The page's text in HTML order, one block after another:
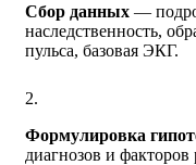
Сбор данных —
наследственность,
пульса, базовая ЭКГ.
Формулировка
диагнозов и факторов